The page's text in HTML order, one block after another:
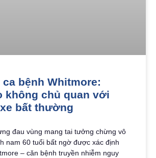
ca bệnh Whitmore:
không chủ quan với
bất thường
đau vùng mang tai tưởng chừng vô
nam 60 tuổi bất ngờ được xác định
– căn bệnh truyền nhiễm nguy